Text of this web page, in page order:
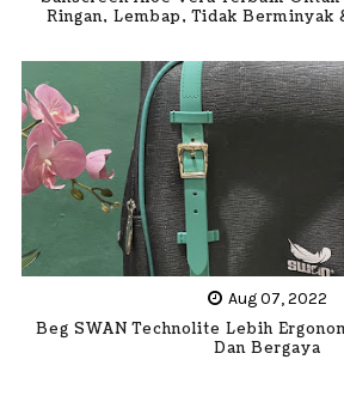
Ringan, Lembap, Tidak Berminyak
Aug 07, 2022
Beg SWAN Technolite Lebih
Dan Bergaya